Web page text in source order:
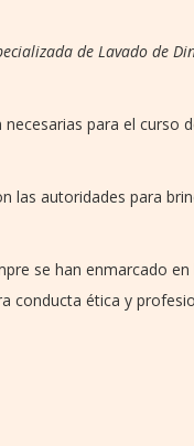
de Lavado de
para el curso
las autoridades para
se han enmarcado
conducta ética y